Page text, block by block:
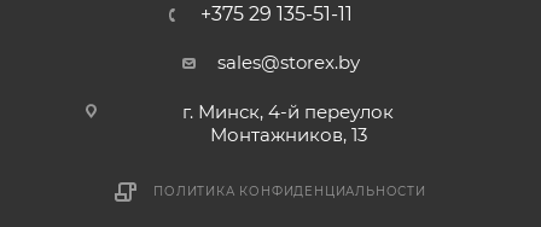
+375 29 135-51-11
sales@storex.by
г. Минск, 4-й переулок
Монтажников, 13
ПОЛИТИКА КОНФИДЕНЦИАЛЬНОСТИ